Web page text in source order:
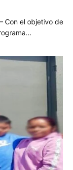
Con el objetivo de